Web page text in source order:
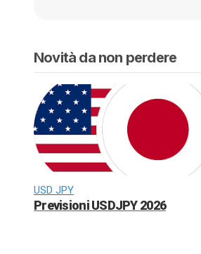
Novità da non perdere
USD JPY
Previsioni USDJPY 2026